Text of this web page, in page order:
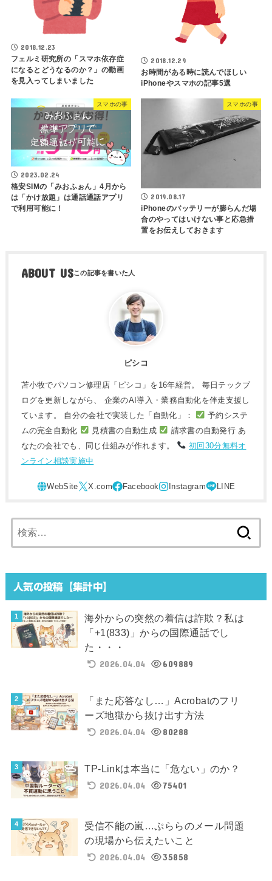
2018.12.23
フェルミ研究所の「スマホ依存症
になるとどうなるのか？」の動画
を見入ってしまいました
2018.12.29
お時間がある時に読んでほしい
iPhoneやスマホの記事5選
スマホの事
2023.02.24
格安SIMの「みおふぉん」4月から
は「かけ放題」は通話通話アプリ
で利用可能に！
スマホの事
2019.08.17
iPhoneのバッテリーが膨らんだ場
合のやってはいけない事と応急措
置をお伝えしておきます
ABOUT US
ピシコ
苫小牧でパソコン修理店「ピシコ」を16年経営。 毎日テックブ
ログを更新しながら、 企業のAI導入・業務自動化を伴走支援し
ています。 自分の会社で実装した「自動化」：
予約システ
ムの完全自動化
見積書の自動生成
請求書の自動発行 あ
なたの会社でも、同じ仕組みが作れます。
初回30分無料オ
ンライン相談実施中
索:
人気の投稿【集計中】
海外からの突然の着信は詐欺？私は
「+1(833)」からの国際通話でし
た・・・
2026.04.04
609889
「また応答なし…」Acrobatのフリ
ーズ地獄から抜け出す方法
2026.04.04
80288
TP-Linkは本当に「危ない」のか？
2026.04.04
75401
受信不能の嵐…ぷららのメール問題
の現場から伝えたいこと
2026.04.04
35858